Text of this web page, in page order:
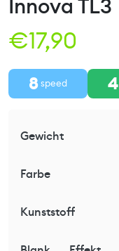
Innova TL3
€17,90
8speed 4
Gewicht
Farbe
Kunststoff